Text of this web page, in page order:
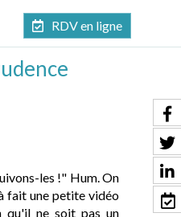
RDV en ligne
les !" Hum. On
fait une petite vidéo
qu'il ne soit pas un